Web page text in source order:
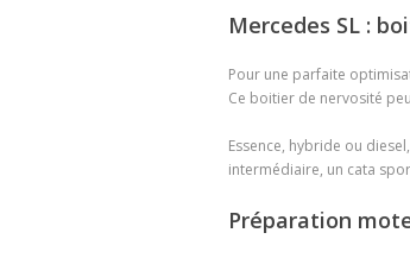
Mercedes SL :
Pour une parfaite
Ce boitier de nervosité
Essence, hybride ou
intermédiaire, un cata
Préparation